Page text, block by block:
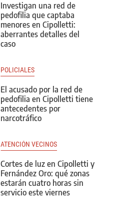
Investigan una red de
pedofilia que captaba
menores en Cipolletti:
aberrantes detalles del
caso
POLICIALES
El acusado por la red de
pedofilia en Cipolletti tiene
antecedentes por
narcotráfico
ATENCIÓN VECINOS
Cortes de luz en Cipolletti y
Fernández Oro: qué zonas
estarán cuatro horas sin
servicio este viernes